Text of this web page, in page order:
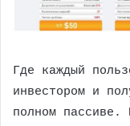
Где каждый
инвестором и
полном пассиве.